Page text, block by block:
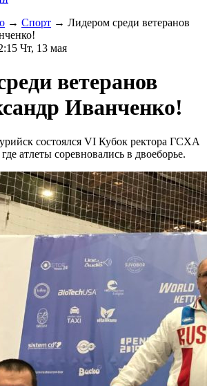
→ Спорт → Лидером среди ветеранов
Чт, 13 мая
ветеранов
Иванченко!
состоялся VI Кубок ректора ГСХА
атлеты соревновались в двоеборье.